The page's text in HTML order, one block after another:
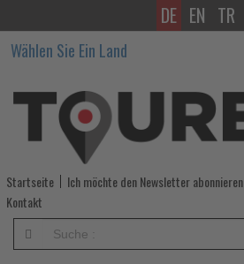
Internationale
Top-
DJs
bringen
Ibiza-
Feeling
an
DE EN TR
Wählen Sie Ein Land
Startseite Ich möchte den Newsletter abonnieren
Kontakt